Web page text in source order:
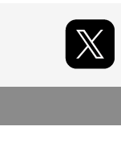
1：Ｓｔａｒｔｉ
ｎｄ Ｖｅｒ．）
2：暴れん坊将軍の
3：暴れん坊将軍の
4：地獄のオルフェ
5：交響曲第９番 ホ
6：海兵隊 （指導